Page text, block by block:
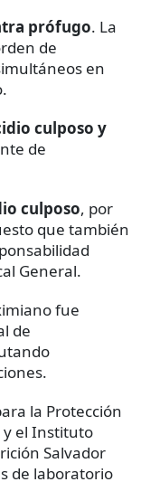
prófugo. La
de
en
culposo y
de
culposo, por
que también
General.
fue
de
la Protección
y el Instituto
Salvador
de laboratorio